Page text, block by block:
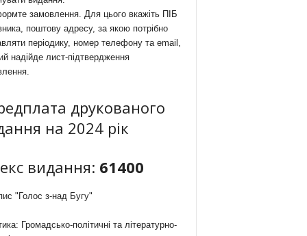
замовлення. Для цього вкажіть ПІБ
поштову адресу, за якою потрібно
періодику, номер телефону та email,
надійде лист-підтвердження
друкованого
на 2024 рік
видання: 61400
"Голос з-над Бугу"
Громадсько-політичні та літературно-